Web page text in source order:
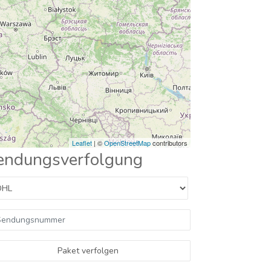
Leaflet | ©OpenStreetMapcontributors
Paket verfolgen